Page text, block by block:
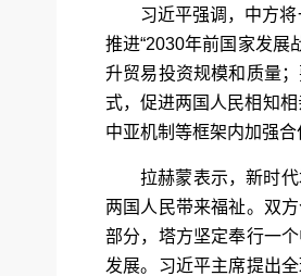
习近平强调，中方
推进“2030年前国家发展
升贸易投资规模和质量
式，促进两国人民相知
中亚机制等框架内加强
拉赫蒙表示，新时
两国人民带来福祉。双
部分，塔方坚定奉行一
发展。习近平主席提出